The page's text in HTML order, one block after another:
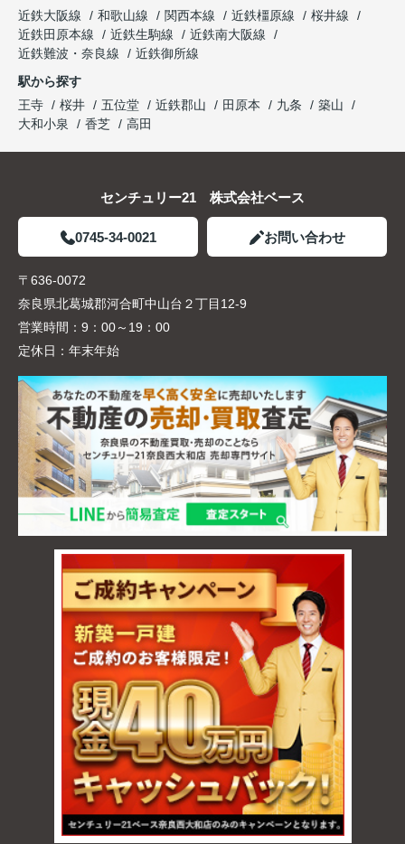
近鉄大阪線
和歌山線 関西本線 近鉄橿原線
桜井線
近鉄田原本線
近鉄生駒線
近鉄南大阪線
近鉄難波・奈良線
近鉄御所線
駅から探す
王寺
桜井 五位堂 近鉄郡山 田原本 九条
築山
大和小泉
香芝 高田
センチュリー21 株式会社ベース
0745-34-0021 お問い合わせ
〒636-0072
奈良県北葛城郡河合町中山台２丁目12-9
営業時間： 9：00～19：00
定休日： 年末年始